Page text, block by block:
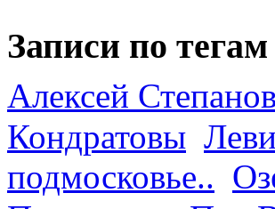
Записи по тегам
Алексей
Кондратовы
подмосковье..